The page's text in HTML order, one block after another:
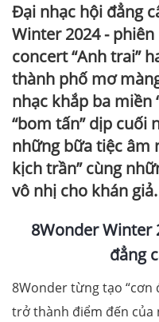
Đại nhạc hội đẳng
Winter 2024 -
concert “Anh trai”
thành phố mơ
nhạc khắp ba miền
“bom tấn” dịp cuối
những bữa tiệc âm
kịch trần” cùng
vô nhị cho khán giả.
8Wonder Winter
đẳng
8Wonder từng tạo “cơn
trở thành điểm đến của